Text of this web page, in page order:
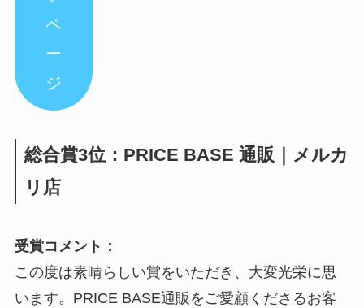
ペ
ー
ジ
総合賞3位：PRICE BASE 通販｜メルカ
リ店
受賞コメント：
この度は素晴らしい賞をいただき、大変光栄に思
います。PRICE BASE通販をご愛顧くださるお客